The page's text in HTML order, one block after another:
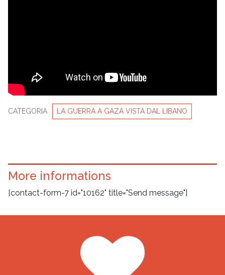
CATEGORIA LA GUERRA A GAZA VISTA DAL LIBANO
More informations
[contact-form-7 id="10162" title="Send message"]